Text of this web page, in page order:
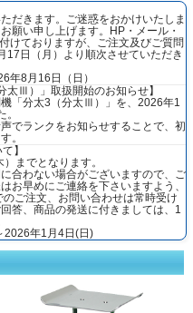
だきます。ご迷惑をおかけいたしま
願い申し上げます。HP・メール・
けておりますが、ご注文及びご質問
17日（月）より順次させていただき
年8月16日（日）
太Ⅲ）」取扱開始のお知らせ】
「分太3（分太Ⅲ）」を、2026年1
でランクをお知らせすることで、初
。
】
までとなります。
合わない場合がございますので、ご
お早めにご連絡を下さいますよう、
ご注文、お問い合わせは常時受け
答、商品の発送に付きましては、1
2026年1月4日(日)